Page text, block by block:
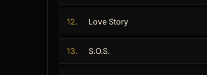
12. Love Story
13. S.O.S.